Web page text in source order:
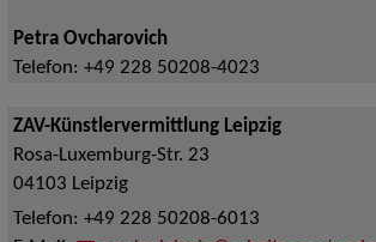
Petra Ovcharovich
Telefon: +49 228 50208-4023
ZAV-Künstlervermittlung Leipzig
Rosa-Luxemburg-Str. 23
04103 Leipzig
Telefon: +49 228 50208-6013